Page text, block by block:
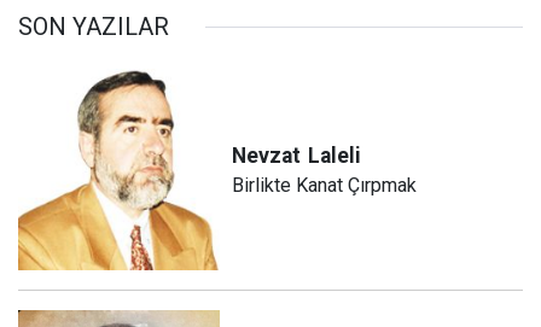
SON YAZILAR
Nevzat Laleli
Birlikte Kanat Çırpmak